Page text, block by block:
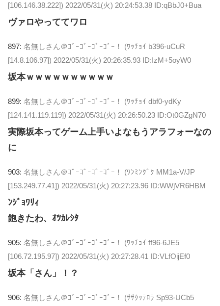
[106.146.38.222]) 2022/05/31(火) 20:24:53.38 ID:qBbJ0+Bua
ヴァロやっててワロ
897: 名無しさん＠ｺﾞｰｺﾞｰｺﾞｰｺﾞｰ！ (ﾜｯﾁｮｲ b396-uCuR
[14.8.106.97]) 2022/05/31(火) 20:26:35.93 ID:IzM+5oyW0
坂本ｗｗｗｗｗｗｗｗｗｗ
899: 名無しさん＠ｺﾞｰｺﾞｰｺﾞｰｺﾞｰ！ (ﾜｯﾁｮｲ dbf0-ydKy
[124.141.119.119]) 2022/05/31(火) 20:26:50.23 ID:Ot0GZgN70
実際坂本ってゲーム上手いよなもうアラフォーなの
に
903: 名無しさん＠ｺﾞｰｺﾞｰｺﾞｰｺﾞｰ！ (ﾜﾝﾐﾝｸﾞｸ MM1a-V/JP
[153.249.77.41]) 2022/05/31(火) 20:27:23.96 ID:WWjVR6HBM
ﾝｼﾞｮﾜﾘｨ
飽きたわ、ｵﾂｶﾚｼﾀ
905: 名無しさん＠ｺﾞｰｺﾞｰｺﾞｰｺﾞｰ！ (ﾜｯﾁｮｲ ff96-6JE5
[106.72.195.97]) 2022/05/31(火) 20:27:28.41 ID:VLfOijEf0
坂本「さん」！？
906: 名無しさん＠ｺﾞｰｺﾞｰｺﾞｰｺﾞｰ！ (ｻｻｸｯﾃﾛﾗ Sp93-UCb5